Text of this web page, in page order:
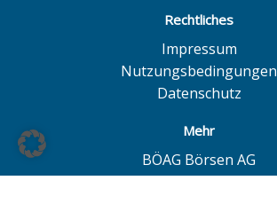
Rechtliches
Impressum
Nutzungsbedingungen
Datenschutz
Mehr
BÖAG Börsen AG
Börse Hamburg